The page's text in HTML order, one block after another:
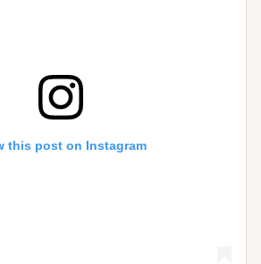
this post on Instagram